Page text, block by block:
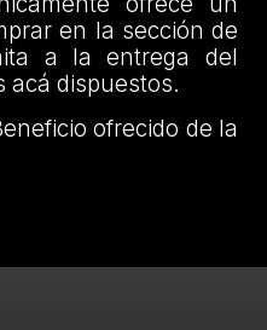
en la sección de
a la entrega del
acá dispuestos.
ofrecido de la